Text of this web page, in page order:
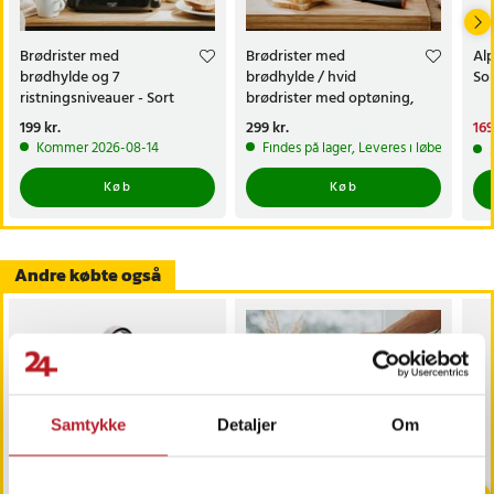
Samtykke Detaljer Om
- Farve: Hvid
- Nominel effekt: 720 W
- Maksimal effekt: 850 W
- Spænding: 220-240 V ~ 50-60 Hz
- Stik: Type E/F
Article number:126055
Brødrister med
brødhylde og 7
ristningsniveauer - Sort
Pris:199 kr.
199 kr.
Kommer 2026-08-14
Køb
Brødrister med
brødhylde / hvid
brødrister med optøning,
genopvarmning og 6
ristningsniveauer
Pris:299 kr.
299 kr.
Findes på lager, Leveres i løbet af 1-2
Køb
Andre købte også